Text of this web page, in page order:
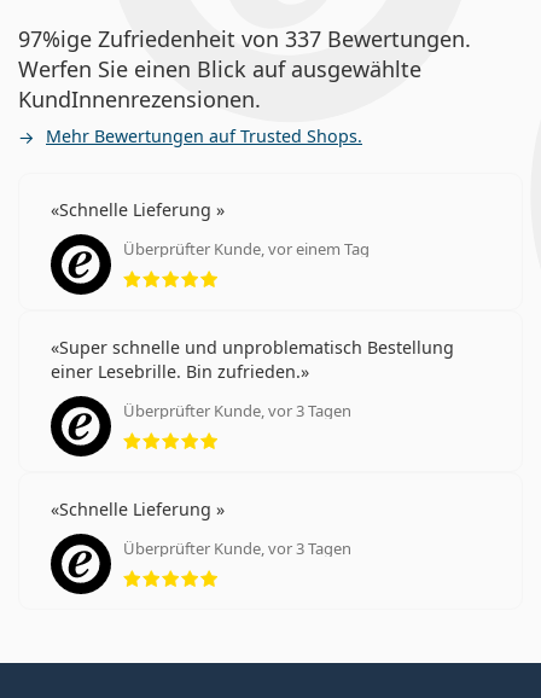
97%ige Zufriedenheit von 337 Bewertungen.
Werfen Sie einen Blick auf ausgewählte
KundInnenrezensionen.
Mehr Bewertungen auf Trusted Shops.
Schnelle Lieferung
Überprüfter Kunde, vor einem Tag
Bewertung 5 aus 5
Super schnelle und unproblematisch Bestellung
einer Lesebrille. Bin zufrieden.
Überprüfter Kunde, vor 3 Tagen
Bewertung 5 aus 5
Schnelle Lieferung
Überprüfter Kunde, vor 3 Tagen
Bewertung 5 aus 5